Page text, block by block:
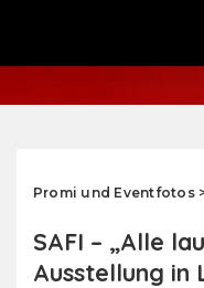
Promi und Eventfotos
SAFI – „Alle
Ausstellung in